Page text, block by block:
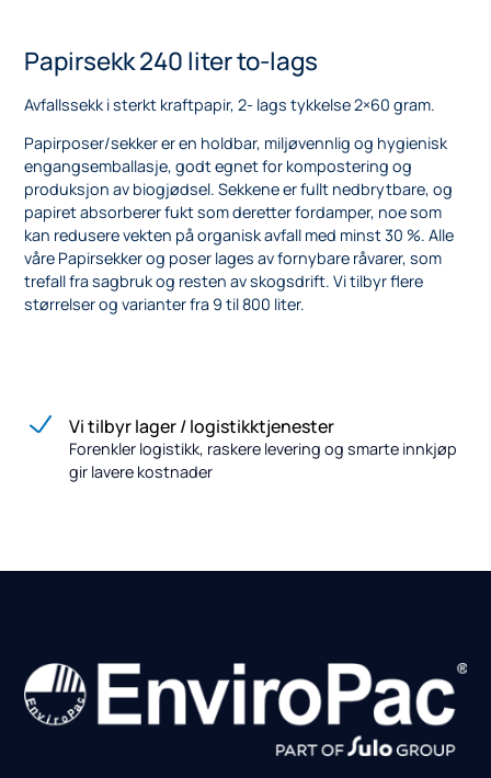
Papirsekk 240 liter to-lags
Avfallssekk i sterkt kraftpapir, 2- lags tykkelse 2×60 gram.
Papirposer/sekker er en holdbar, miljøvennlig og hygienisk
engangsemballasje, godt egnet for kompostering og
produksjon av biogjødsel. Sekkene er fullt nedbrytbare, og
papiret absorberer fukt som deretter fordamper, noe som
kan redusere vekten på organisk avfall med minst 30 %. Alle
våre Papirsekker og poser lages av fornybare råvarer, som
trefall fra sagbruk og resten av skogsdrift. Vi tilbyr flere
størrelser og varianter fra 9 til 800 liter.
Vi tilbyr lager / logistikktjenester
Forenkler logistikk, raskere levering og smarte innkjøp
gir lavere kostnader